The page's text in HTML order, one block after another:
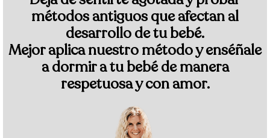
métodos antiguos que afectan al
desarrollo de tu bebé.
Mejor aplica nuestro método y enséñale
a dormir a tu bebé de manera
respetuosa y con amor.